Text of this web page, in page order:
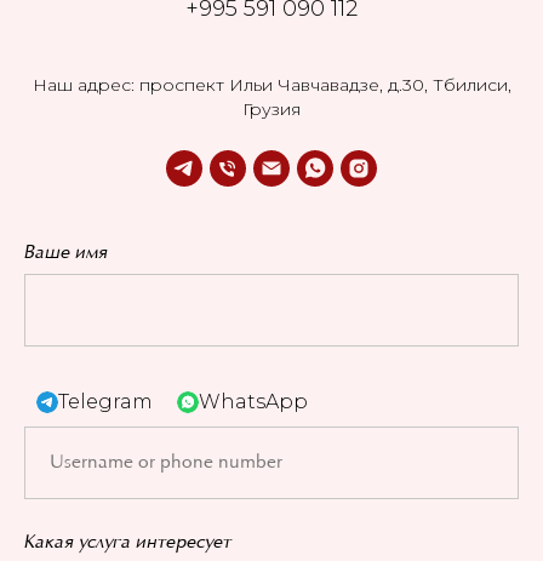
+995 591 090 112
Наш адрес: проспект Ильи Чавчавадзе, д.30, Тбилиси,
Грузия
Ваше имя
Telegram WhatsApp
Какая услуга интересует